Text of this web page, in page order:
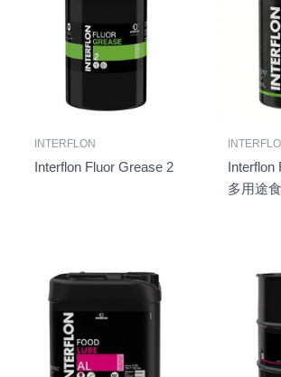
INTERFLON
Interflon Fluor Grease 2
多用途